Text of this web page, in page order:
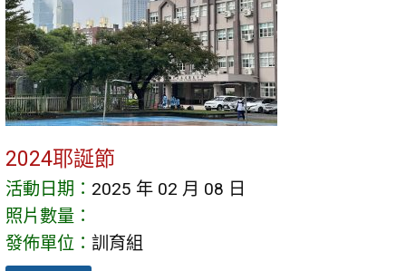
2024耶誕節
活動日期： 2025 年 02 月 08 日
照片數量：
發佈單位： 訓育組